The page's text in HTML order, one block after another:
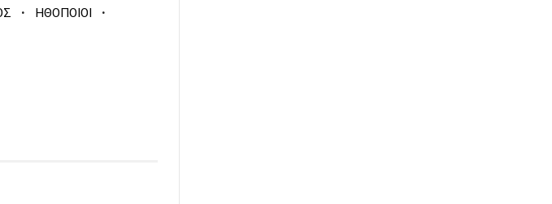
· ΗΘΟΠΟΙΟΙ ·